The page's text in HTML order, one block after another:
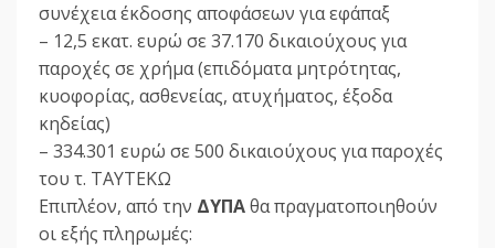
συνέχεια έκδοσης αποφάσεων για εφάπαξ
– 12,5 εκατ. ευρώ σε 37.170 δικαιούχους για
παροχές σε χρήμα (επιδόματα μητρότητας,
κυοφορίας, ασθενείας, ατυχήματος, έξοδα
κηδείας)
– 334.301 ευρώ σε 500 δικαιούχους για παροχές
του τ. ΤΑΥΤΕΚΩ
Επιπλέον, από την ΔΥΠΑθα πραγματοποιηθούν
οι εξής πληρωμές: